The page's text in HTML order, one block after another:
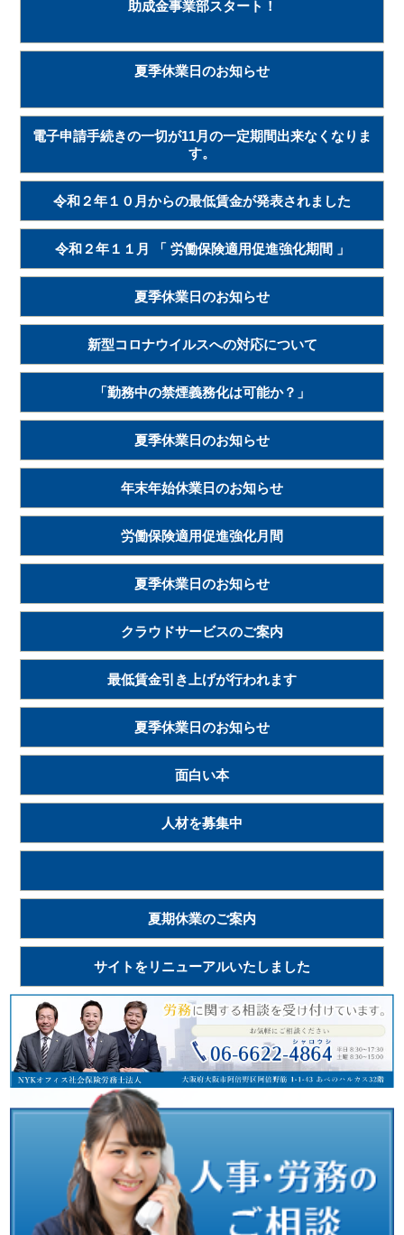
助成金事業部スタート！
夏季休業日のお知らせ
電子申請手続きの一切が11月の一定期間出来なくなりま
す。
令和２年１０月からの最低賃金が発表されました
令和２年１１月 「 労働保険適用促進強化期間 」
夏季休業日のお知らせ
新型コロナウイルスへの対応について
「勤務中の禁煙義務化は可能か？」
夏季休業日のお知らせ
年末年始休業日のお知らせ
労働保険適用促進強化月間
夏季休業日のお知らせ
クラウドサービスのご案内
最低賃金引き上げが行われます
夏季休業日のお知らせ
面白い本
人材を募集中
夏期休業のご案内
サイトをリニューアルいたしました